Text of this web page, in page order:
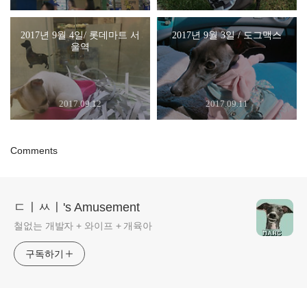
2017년 9월 4일/ 롯데마트 서
울역
2017.09.12
2017년 9월 3일 / 도그맥스
2017.09.11
Comments
ㄷㅣㅆㅣ's Amusement
철없는 개발자 + 와이프 + 개육아
구독하기